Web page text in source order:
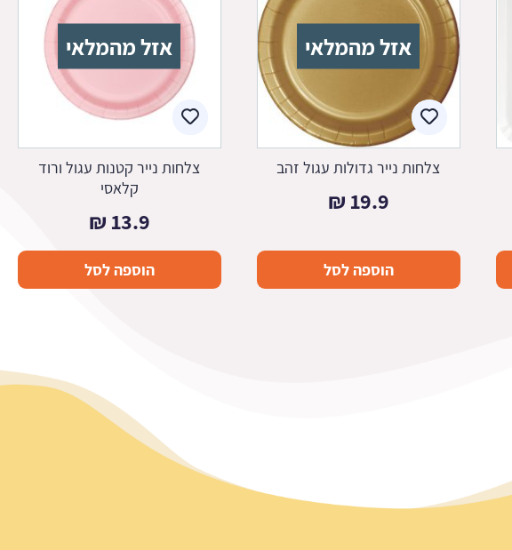
אזל מהמלאי
צלחות נייר גדולות עגול זהב
19.9
₪
הוספה לסל
אזל מהמלאי
צלחות נייר קטנות עגול ורוד
קלאסי
13.9
₪
הוספה לסל